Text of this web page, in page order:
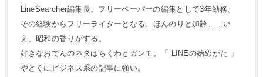
LineSearcher編集長。フリーペーパーの編集として3年勤務、
その経験からフリーライターとなる。ほんのりと加齢……い
え、昭和の香りがする。
好きなおでんのネタはちくわとガンモ。「 LINEの始めかた 」
やとくにビジネス系の記事に強い。